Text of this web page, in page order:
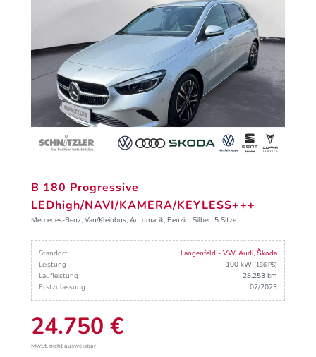
B 180 Progressive
LEDhigh/NAVI/KAMERA/KEYLESS+++
Mercedes-Benz, Van/Kleinbus, Automatik, Benzin, Silber, 5 Sitze
Standort
Langenfeld - VW, Audi, Škoda
Leistung
100 kW (136 PS)
Laufleistung
28.253 km
Erstzulassung
07/2023
24.750 €
MwSt. nicht ausweisbar